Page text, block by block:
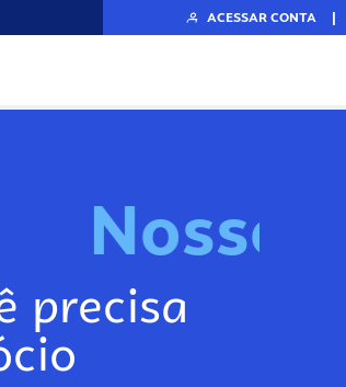
ACESSAR CONTA |
Nosso
precisa